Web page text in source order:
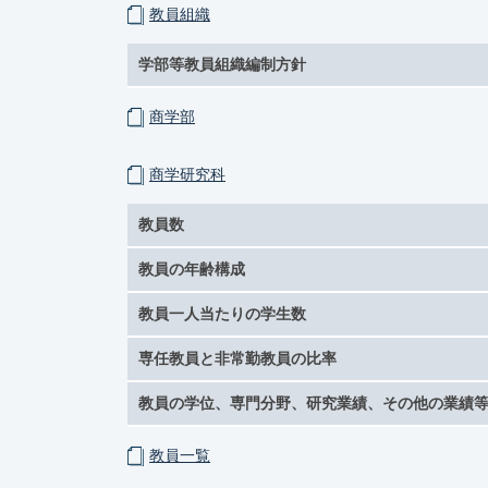
教員組織
学部等教員組織編制方針
商学部
商学研究科
教員数
教員の年齢構成
教員一人当たりの学生数
専任教員と非常勤教員の比率
教員の学位、専門分野、研究業績、その他の業績等
教員一覧